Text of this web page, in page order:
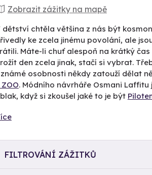
Zobrazit zážitky na mapě
dětství chtěla většina z nás být
ke zcela jinému povolání, ale
Máte-li chuť alespoň na krátký
den zcela jinak, stačí si vybrat.
osobnosti někdy zatouží dělat
. Módního návrháře Osmani Laffitu
když si zkoušel jaké to je být
FILTROVÁNÍ ZÁŽITKŮ